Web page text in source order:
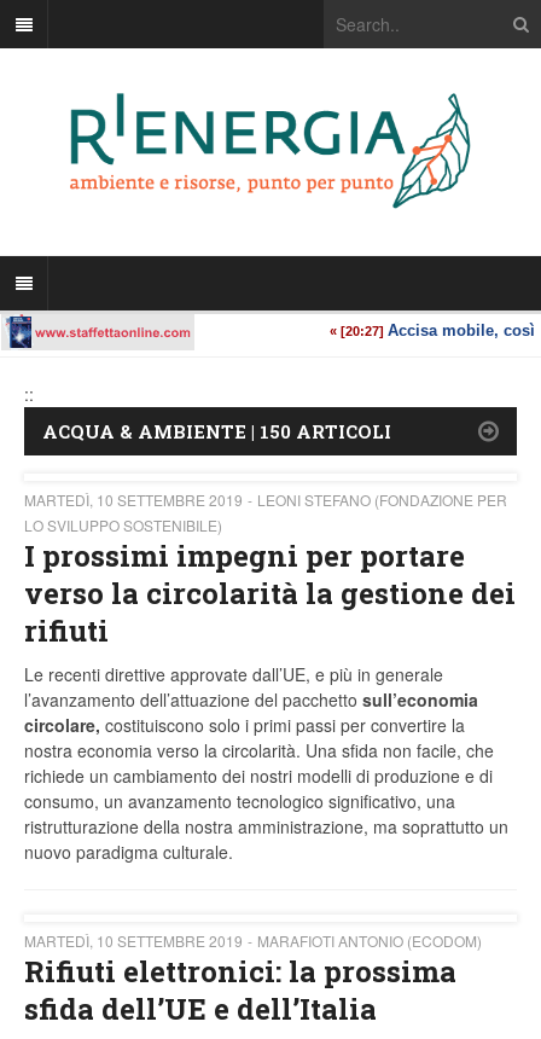
::
ACQUA & AMBIENTE | 150 ARTICOLI
MARTEDÌ, 10 SETTEMBRE 2019
LEONI STEFANO (FONDAZIONE PER
LO SVILUPPO SOSTENIBILE)
I prossimi impegni per portare
verso la circolarità la gestione dei
rifiuti
Le recenti direttive approvate dall’UE, e più in generale
l’avanzamento dell’attuazione del pacchetto sull’economia
circolare, costituiscono solo i primi passi per convertire la
nostra economia verso la circolarità. Una sfida non facile, che
richiede un cambiamento dei nostri modelli di produzione e di
consumo, un avanzamento tecnologico significativo, una
ristrutturazione della nostra amministrazione, ma soprattutto un
nuovo paradigma culturale.
MARTEDÌ, 10 SETTEMBRE 2019 MARAFIOTI ANTONIO (ECODOM)
Rifiuti elettronici: la prossima
sfida dell’UE e dell’Italia